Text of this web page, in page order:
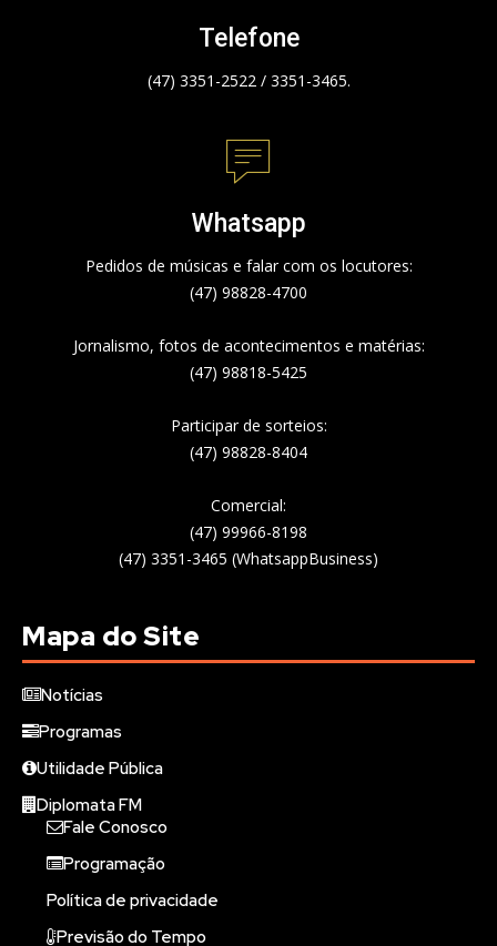
Telefone
(47) 3351-2522 / 3351-3465.
Whatsapp
Pedidos de músicas e falar com os locutores:
(47) 98828-4700
Jornalismo, fotos de acontecimentos e matérias:
(47) 98818-5425
Participar de sorteios:
(47) 98828-8404
Comercial:
(47) 99966-8198
(47) 3351-3465 (WhatsappBusiness)
Mapa do Site
Notícias
Programas
Utilidade Pública
Diplomata FM
Fale Conosco
Programação
Política de privacidade
Previsão do Tempo